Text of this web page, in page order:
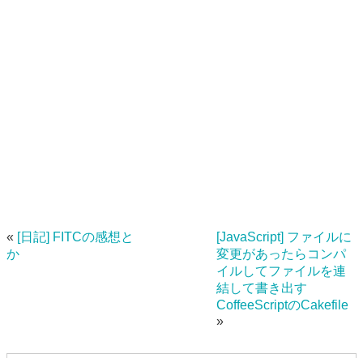
« [日記] FITCの感想と
か
[JavaScript] ファイルに
変更があったらコンパ
イルしてファイルを連
結して書き出す
CoffeeScriptのCakefile
»